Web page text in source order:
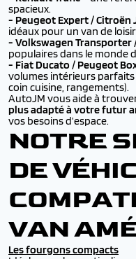
spacieux.
- Peugeot Expert / Citroën
idéaux pour un van de
- Volkswagen Transporter
populaires dans le monde
- Fiat Ducato / Peugeot
volumes intérieurs
coin cuisine, rangements).
AutoJM vous aide à
plus adapté à votre futur
vos besoins d’espace.
NOTRE
DE
VAN
Les fourgons compacts